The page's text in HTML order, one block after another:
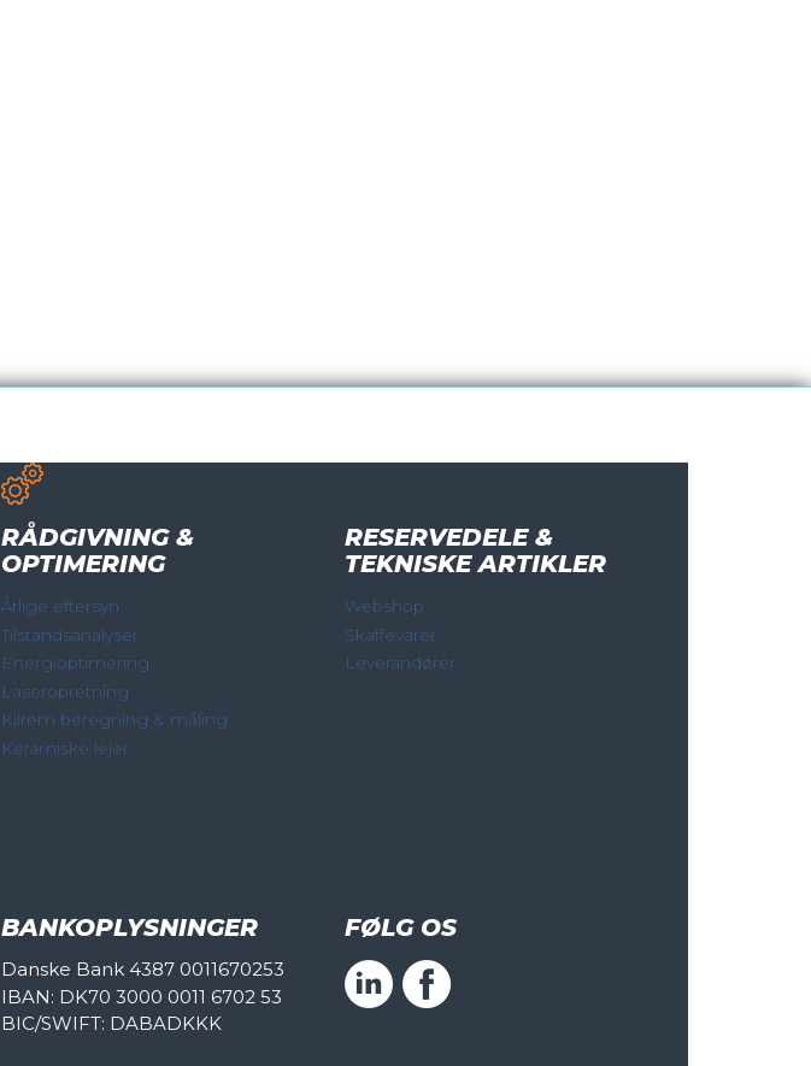
RÅDGIVNING &
OPTIMERING
Årlige eftersyn
Tilstandsanalyser
Energioptimering
Laseropretning
Kilrem beregning & måling
Keramiske lejer
RESERVEDELE &
TEKNISKE ARTIKLER
Webshop
Skaffevarer
Leverandører
BANKOPLYSNINGER
Danske Bank 4387 0011670253
IBAN: DK70 3000 0011 6702 53
BIC/SWIFT: DABADKKK
FØLG OS